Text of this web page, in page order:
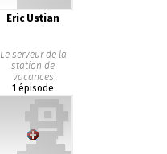
Eric Ustian
Le serveur de la
station de
vacances
1 épisode